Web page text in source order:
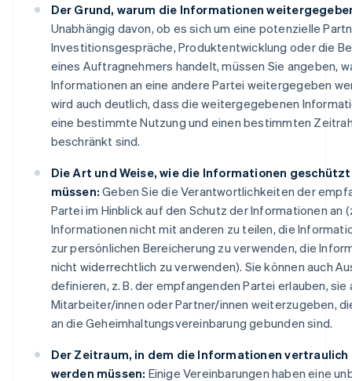
Der Grund, warum die Informationen
Unabhängig davon, ob es sich um eine potenzielle
Investitionsgespräche, Produktentwicklung oder die
eines Auftragnehmers handelt, müssen Sie angeben,
Informationen an eine andere Partei weitergegeben
wird auch deutlich, dass die weitergegebenen
eine bestimmte Nutzung und einen bestimmten
beschränkt sind.
Die Art und Weise, wie die Informationen
müssen: Geben Sie die Verantwortlichkeiten der
Partei im Hinblick auf den Schutz der Informationen an
Informationen nicht mit anderen zu teilen, die
zur persönlichen Bereicherung zu verwenden, die
nicht widerrechtlich zu verwenden). Sie können auch
definieren, z. B. der empfangenden Partei erlauben, sie
Mitarbeiter/innen oder Partner/innen weiterzugeben,
an die Geheimhaltungsvereinbarung gebunden sind.
Der Zeitraum, in dem die Informationen
werden müssen: Einige Vereinbarungen haben eine